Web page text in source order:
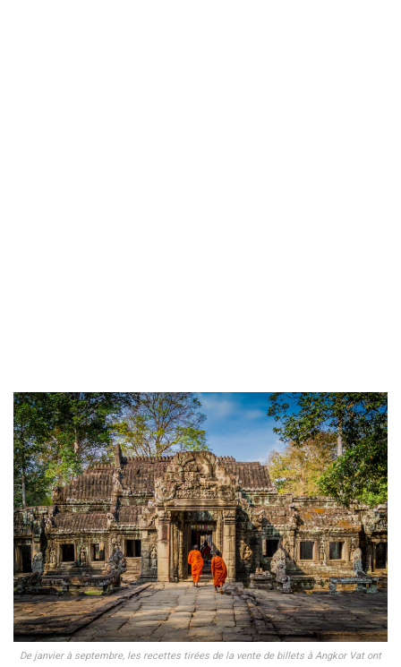
De janvier à septembre, les recettes tirées de la vente de billets à Angkor Vat ont